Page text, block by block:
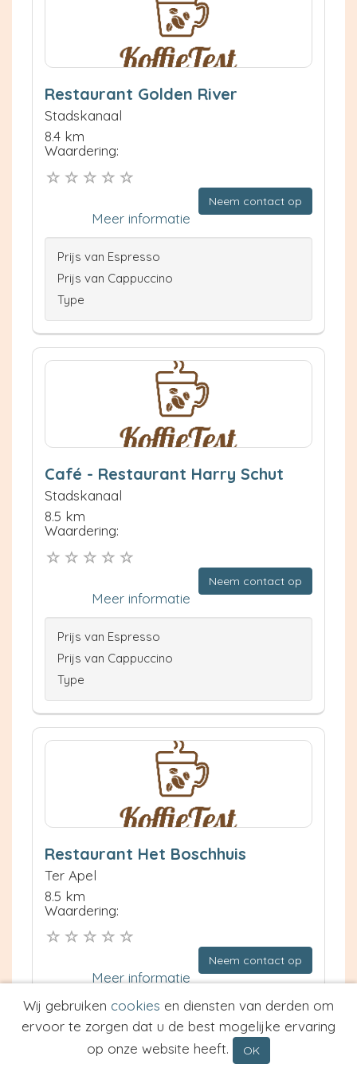
Restaurant Golden River
Stadskanaal
8.4 km
Waardering:
Neem contact op
Meer informatie
Prijs van Espresso
Prijs van Cappuccino
Type
Café - Restaurant Harry Schut
Stadskanaal
8.5 km
Waardering:
Neem contact op
Meer informatie
Prijs van Espresso
Prijs van Cappuccino
Type
Restaurant Het Boschhuis
Ter Apel
8.5 km
Waardering:
Neem contact op
Meer informatie
Prijs van Espresso
Prijs van Cappuccino
Wij gebruiken cookies en diensten van derden om
ervoor te zorgen dat u de best mogelijke ervaring
op onze website heeft.
OK